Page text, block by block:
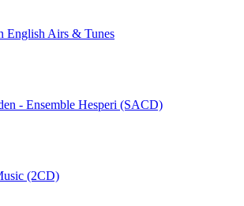
English Airs & Tunes
- Ensemble Hesperi (SACD)
(2CD)